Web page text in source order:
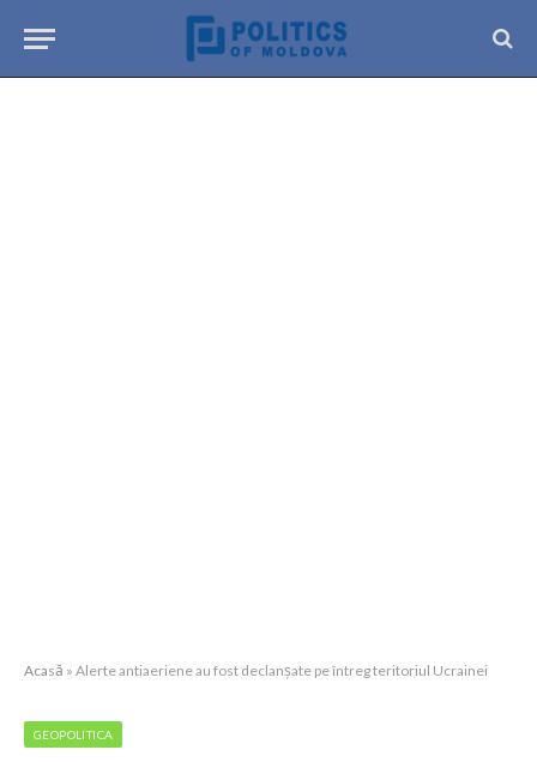
Acasă » Alerte antiaeriene au fost declanșate pe întreg teritoriul Ucrainei
GEOPOLITICA